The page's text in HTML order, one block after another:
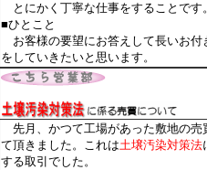
とにかく丁寧な仕事をすることです
■ひとこと
お客様の要望にお答えして長いお付
をしていきたいと思います。
先月、かつて工場があった敷地の売
て頂きました。これは土壌汚染対策法
する取引でした。